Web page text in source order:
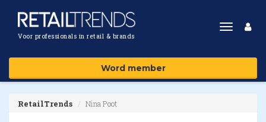
Voor professionals in retail & brands
Toggle
Word member
RetailTrends Nina Poot